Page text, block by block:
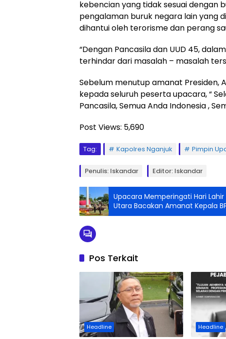
kebencian yang tidak sesuai dengan
pengalaman buruk negara lain yang
dihantui oleh terorisme dan perang
“Dengan Pancasila dan UUD 45,
terhindar dari masalah – masalah
Sebelum menutup amanat Presiden,
kepada seluruh peserta upacara, “
Pancasila, Semua Anda Indonesia ,
Post Views: 5,690
Tag: Kapolres Nganjuk Pimpin
Penulis: Iskandar Editor: Iskandar
Upacara Memperingati Hari
Utara Bacakan Amanat Kepala
Pos Terkait
Headline Headline